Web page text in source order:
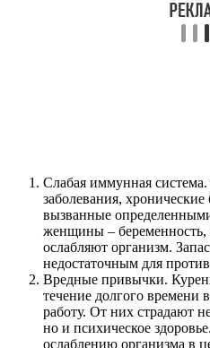
Слабая иммунная
заболевания,
вызванные
женщины – беременность,
ослабляют организм.
недостаточным для
Вредные привычки.
течение долгого времени
работу. От них страдают
но и психическое
ослаблению организма в